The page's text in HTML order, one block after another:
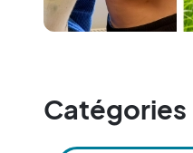
Catégories